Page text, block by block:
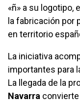
«ñ» a su logotipo,
la fabricación por
en territorio
La iniciativa
importantes para
La llegada de la
Navarra convierte